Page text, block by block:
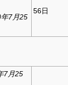
7月25
56日
7月25